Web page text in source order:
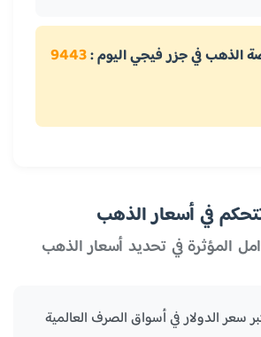
الذهب في جزر فيجي اليوم :9443
في أسعار الذهب
المؤثرة في تحديد أسعار الذهب
سعر الدولار في أسواق الصرف العالمية